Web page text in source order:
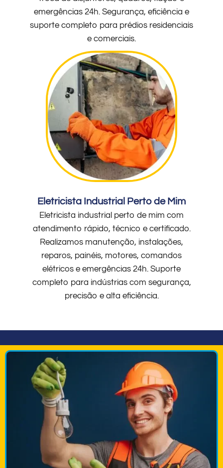
emergências 24h. Segurança, eficiência e
suporte completo para prédios residenciais
e comerciais.
Eletricista Industrial Perto de Mim
Eletricista industrial perto de mim com
atendimento rápido, técnico e certificado.
Realizamos manutenção, instalações,
reparos, painéis, motores, comandos
elétricos e emergências 24h. Suporte
completo para indústrias com segurança,
precisão e alta eficiência.